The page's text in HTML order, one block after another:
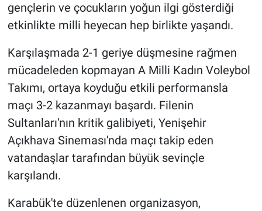
gençlerin ve çocukların yoğun ilgi gösterdiği
etkinlikte milli heyecan hep birlikte yaşandı.
Karşılaşmada 2-1 geriye düşmesine rağmen
mücadeleden kopmayan A Milli Kadın Voleybol
Takımı, ortaya koyduğu etkili performansla
maçı 3-2 kazanmayı başardı. Filenin
Sultanları'nın kritik galibiyeti, Yenişehir
Açıkhava Sineması'nda maçı takip eden
vatandaşlar tarafından büyük sevinçle
karşılandı.
Karabük'te düzenlenen organizasyon,